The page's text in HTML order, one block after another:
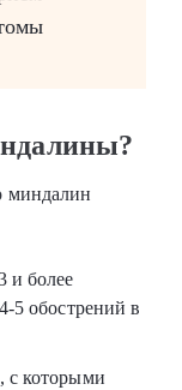
миндалин
и более
5 обострений в
с которыми